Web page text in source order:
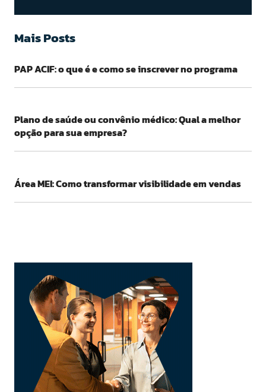
Mais Posts
PAP ACIF: o que é e como se inscrever no programa
Plano de saúde ou convênio médico: Qual a melhor
opção para sua empresa?
Área MEI: Como transformar visibilidade em vendas